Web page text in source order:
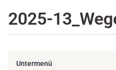
2025-
Untermenü